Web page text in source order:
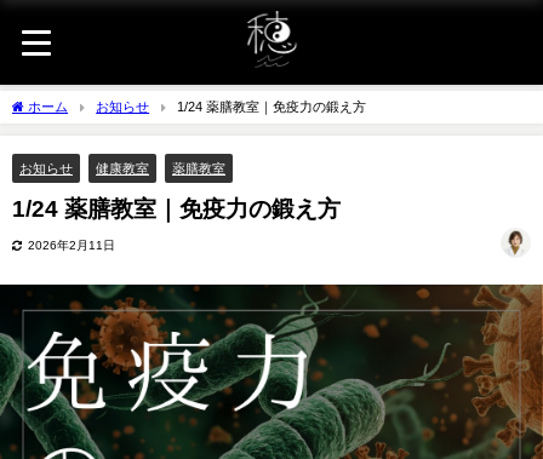
ホーム お知らせ 1/24 薬膳教室｜免疫力の鍛え方
お知らせ 健康教室 薬膳教室
1/24 薬膳教室｜免疫力の鍛え方
2026年2月11日